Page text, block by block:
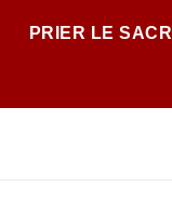
PRIER LE